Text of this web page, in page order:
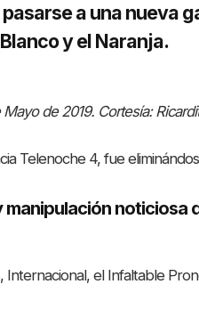
a una nueva
y el Naranja.
de 2019. Cortesía:
Telenoche 4, fue
noticiosa
el Infaltable